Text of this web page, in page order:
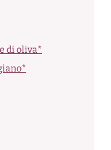
di oliva*